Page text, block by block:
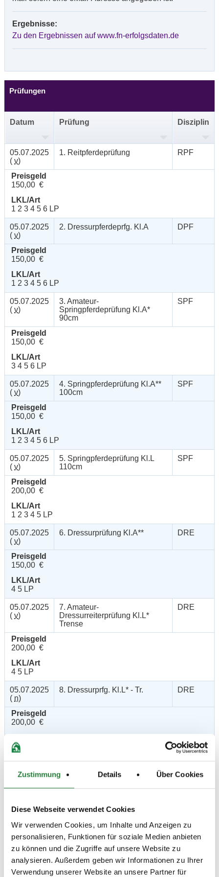
Zustimmung Details Über Cookies
Diese Webseite verwendet Cookies
Wir verwenden Cookies, um Inhalte und Anzeigen zu
personalisieren, Funktionen für soziale Medien anbieten
zu können und die Zugriffe auf unsere Website zu
analysieren. Außerdem geben wir Informationen zu Ihrer
Verwendung unserer Website an unsere Partner für
Ergebnisse:
Zu den Ergebnissen auf www.fn-erfolgsdaten.de
Prüfungen
Datum Prüfung Disziplin
05.07.2025
( v)
1. Reitpferdeprüfung RPF
Preisgeld
150,00 €
LKL/Art
1 2 3 4 5 6 LP
05.07.2025
( v)
2. Dressurpferdeprfg. Kl.A DPF
Preisgeld
150,00 €
LKL/Art
1 2 3 4 5 6 LP
05.07.2025
( v)
3. Amateur-
Springpferdeprüfung Kl.A*
90cm
SPF
Preisgeld
150,00 €
LKL/Art
3 4 5 6 LP
05.07.2025
( v)
4. Springpferdeprüfung Kl.A**
100cm
SPF
Preisgeld
150,00 €
LKL/Art
1 2 3 4 5 6 LP
05.07.2025
( v)
5. Springpferdeprüfung Kl.L
110cm
SPF
Preisgeld
200,00 €
LKL/Art
1 2 3 4 5 LP
05.07.2025
( v)
6. Dressurprüfung Kl.A** DRE
Preisgeld
150,00 €
LKL/Art
4 5 LP
05.07.2025
( v)
7. Amateur-
Dressurreiterprüfung Kl.L*
Trense
DRE
Preisgeld
200,00 €
LKL/Art
4 5 LP
05.07.2025
( n)
8. Dressurprfg. Kl.L* - Tr. DRE
Preisgeld
200,00 €
3 4 5 LP
05.07.2025
n)
9. Dressurreiterprüfung Kl.M* DRE
Preisgeld
LKL/Art
2 3 4 LP
05.07.2025
(n)
10. Dressurprüfung Kl.M*
Kandare
DRE
Preisgeld
300,00 €